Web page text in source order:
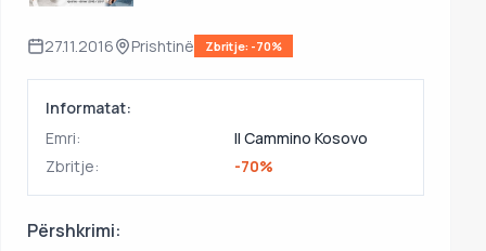
27.11.2016 Prishtinë Zbritje: -70%
Informatat:
Emri:
Il Cammino Kosovo
Zbritje:
-70%
Përshkrimi: